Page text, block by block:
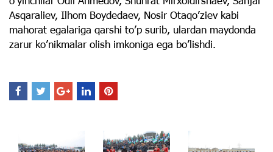
Аsqaraliev, Ilhom Boydedaev, Nosir Otaqoʼziev kabi
mahorat egalariga qarshi toʼp surib, ulardan maydonda
zarur koʼnikmalar olish imkoniga ega boʼlishdi.